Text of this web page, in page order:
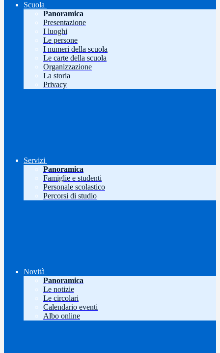
Scuola
Panoramica
Presentazione
I luoghi
Le persone
I numeri della scuola
Le carte della scuola
Organizzazione
La storia
Privacy
Servizi
Panoramica
Famiglie e studenti
Personale scolastico
Percorsi di studio
Novità
Panoramica
Le notizie
Le circolari
Calendario eventi
Albo online